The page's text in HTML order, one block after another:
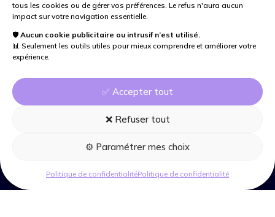
tous les cookies ou de gérer vos préférences. Le refus n'aura aucun
impact sur votre navigation essentielle.
🛡️ Aucun cookie publicitaire ou intrusif n’est utilisé.
📊 Seulement les outils utiles pour mieux comprendre et améliorer votre
expérience.
✅ Accepter tout
❌ Refuser tout
⚙️ Paramétrer mes choix
Politique de confidentialitéPolitique de confidentialité
PRENDRE CONTACT